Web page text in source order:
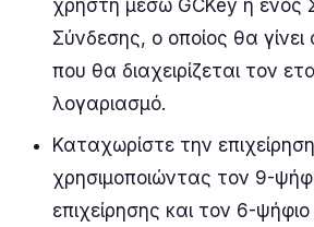
χρήστη μέσω GCKey ή ενός
Σύνδεσης, ο οποίος θα
που θα διαχειρίζεται τον
λογαριασμό.
Καταχωρίστε την επιχείρηση
χρησιμοποιώντας τον 9-
επιχείρησης και τον 6-